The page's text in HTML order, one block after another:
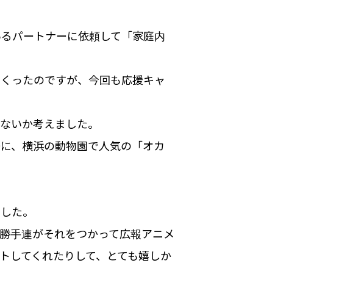
パートナーに依頼して「家庭内
ったのですが、今回も応援キャ
いか考えました。
、横浜の動物園で人気の「オカ
た。
手連がそれをつかって広報アニメ
してくれたりして、とても嬉しか